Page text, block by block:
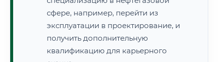
сфере, например, перейти из
эксплуатации в проектирование, и
получить дополнительную
квалификацию для карьерного